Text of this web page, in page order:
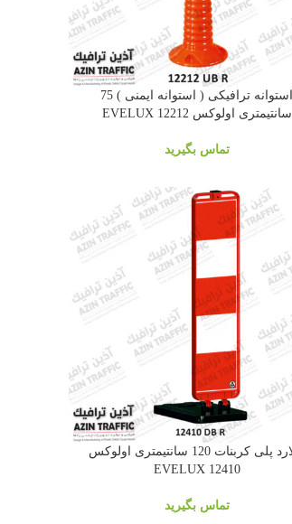
استوانه ترافیکی ( استوانه ایمنی ) 75
سانتیمتری اولوکس EVELUX 12212
تماس بگیرید
بولارد پلی کربنات 120 سانتیمتری اولوکس
EVELUX 12410
تماس بگیرید